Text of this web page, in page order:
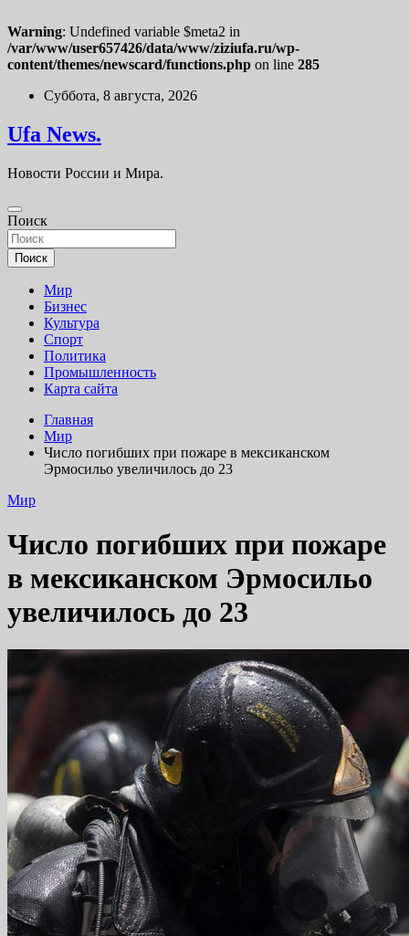
Warning: Undefined variable $meta2 in
/var/www/user657426/data/www/ziziufa.ru/wp-
content/themes/newscard/functions.php on line 285
Перейти
содержимому
Суббота, 8 августа, 2026
Ufa News.
Новости России и Мира.
Поиск
Поиск
Мир
Бизнес
Культура
Спорт
Политика
Промышленность
Карта сайта
Главная
Мир
Число погибших при пожаре в мексиканском
Эрмосильо увеличилось до 23
Мир
Число погибших при пожаре
в мексиканском Эрмосильо
увеличилось до 23